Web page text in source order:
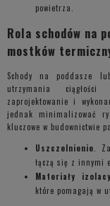
powietrza.
Rola schodów na
mostków
Schody na poddasze
utrzymania
zaprojektowanie i
jednak minimalizować
kluczowe w budownictwie
Uszczelnienie .
łączą się z innymi
Materiały
które pomagają w